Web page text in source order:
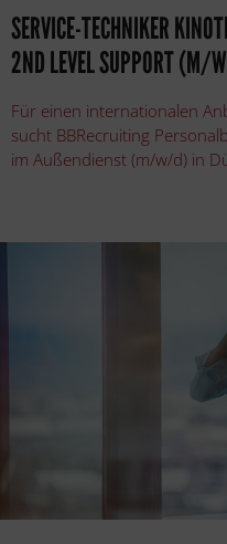
SERVICE-TECHNIKER
ND LEVEL SUPPORT (M/
Für einen internationalen
sucht BBRecruiting
im Außendienst (m/w/d) in